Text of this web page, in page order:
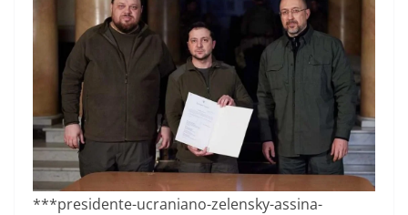
***presidente-ucraniano-zelensky-assina-